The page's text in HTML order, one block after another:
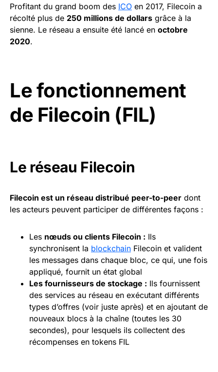
Profitant du grand boom des ICO en 2017, Filecoin a
récolté plus de 250 millions de dollars grâce à la
sienne. Le réseau a ensuite été lancé en octobre
2020.
Le fonctionnement
de Filecoin (FIL)
Le réseau Filecoin
Filecoin est un réseau distribué peer-to-peer dont
les acteurs peuvent participer de différentes façons :
Les nœuds ou clients Filecoin : Ils
synchronisent la blockchain Filecoin et valident
les messages dans chaque bloc, ce qui, une fois
appliqué, fournit un état global
Les fournisseurs de stockage : Ils fournissent
des services au réseau en exécutant différents
types d’offres (voir juste après) et en ajoutant de
nouveaux blocs à la chaîne (toutes les 30
secondes), pour lesquels ils collectent des
récompenses en tokens FIL